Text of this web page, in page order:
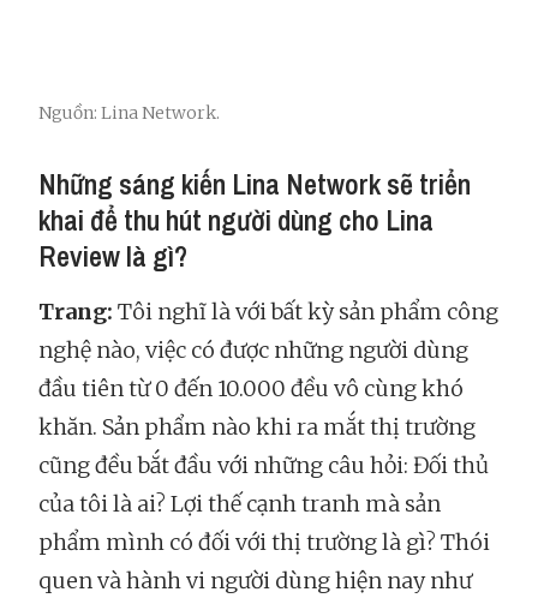
Nguồn: Lina Network.
Những sáng kiến Lina Network sẽ triển
khai để thu hút người dùng cho Lina
Review là gì?
Trang: Tôi nghĩ là với bất kỳ sản phẩm công
nghệ nào, việc có được những người dùng
đầu tiên từ 0 đến 10.000 đều vô cùng khó
khăn. Sản phẩm nào khi ra mắt thị trường
cũng đều bắt đầu với những câu hỏi: Đối thủ
của tôi là ai? Lợi thế cạnh tranh mà sản
phẩm mình có đối với thị trường là gì? Thói
quen và hành vi người dùng hiện nay như